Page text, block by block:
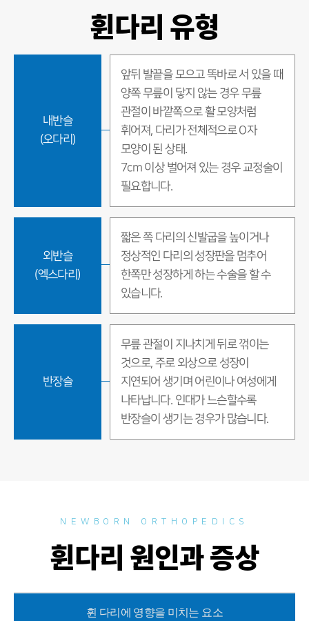
휜다리 유형
내반슬
(오다리)
앞뒤 발끝을 모으고 똑바로 서 있을 때
양쪽 무릎이 닿지 않는 경우 무릎
관절이 바깥쪽으로 활 모양처럼
휘어져, 다리가 전체적으로 O자
모양이 된 상태.
7cm 이상 벌어져 있는 경우 교정술이
필요합니다.
외반슬
(엑스다리)
짧은 쪽 다리의 신발굽을 높이거나
정상적인 다리의 성장판을 멈추어
한쪽만 성장하게 하는 수술을 할 수
있습니다.
반장슬
무릎 관절이 지나치게 뒤로 꺾이는
것으로, 주로 외상으로 성장이
지연되어 생기며 어린이나 여성에게
나타납니다. 인대가 느슨할수록
반장슬이 생기는 경우가 많습니다.
NEWBORN ORTHOPEDICS
휜다리 원인과 증상
휜 다리에 영향을 미치는 요소